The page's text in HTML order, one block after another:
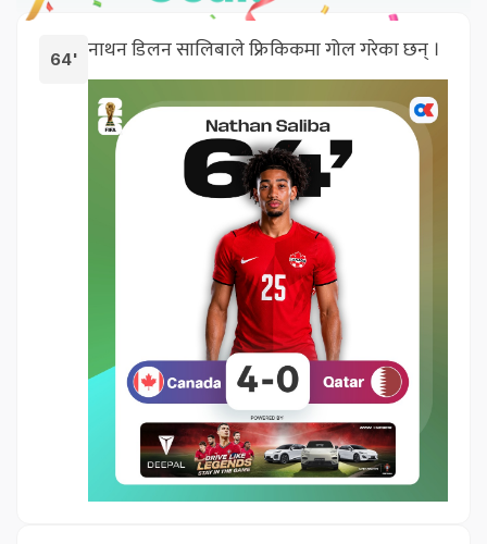
64' नाथन डिलन सालिबाले फ्रिकिकमा गोल गरेका छन् ।